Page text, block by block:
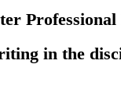
in the